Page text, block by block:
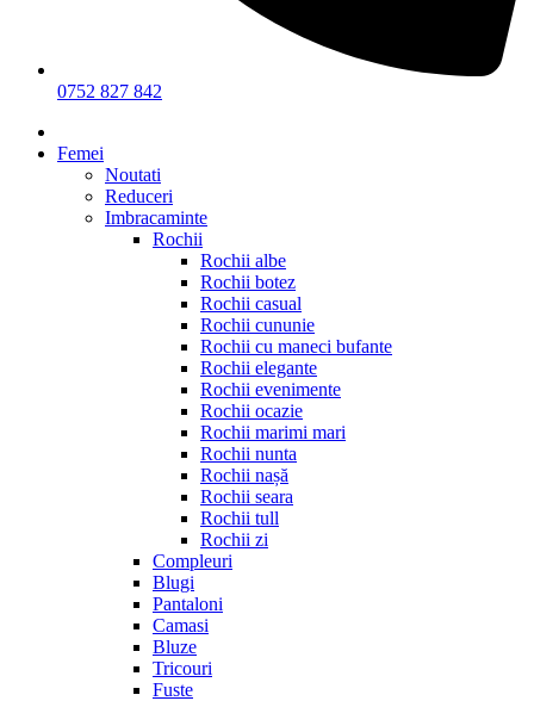
0752 827 842
Femei
Noutati
Reduceri
Imbracaminte
Rochii
Rochii albe
Rochii botez
Rochii casual
Rochii cununie
Rochii cu maneci bufante
Rochii elegante
Rochii evenimente
Rochii ocazie
Rochii marimi mari
Rochii nunta
Rochii nașă
Rochii seara
Rochii tull
Rochii zi
Compleuri
Blugi
Pantaloni
Camasi
Bluze
Tricouri
Fuste